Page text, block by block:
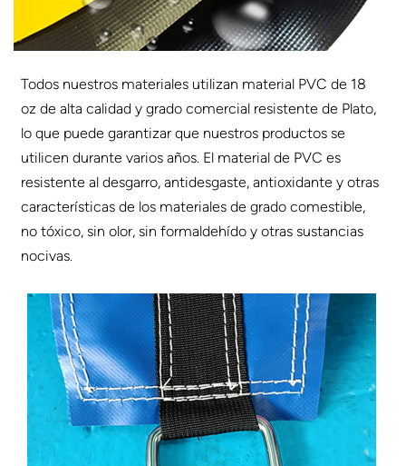
Todos nuestros materiales utilizan material PVC de 18
oz de alta calidad y grado comercial resistente de Plato,
lo que puede garantizar que nuestros productos se
utilicen durante varios años. El material de PVC es
resistente al desgarro, antidesgaste, antioxidante y otras
características de los materiales de grado comestible,
no tóxico, sin olor, sin formaldehído y otras sustancias
nocivas.